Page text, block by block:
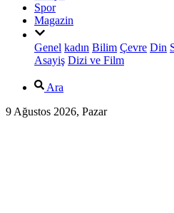
Spor
Magazin
Genel kadın Bilim Çevre Din
Asayiş Dizi ve Film
Ara
9 Ağustos 2026, Pazar